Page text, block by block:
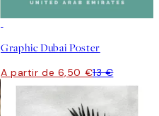
Graphic Dubai Poster
A partir de 6,50 €13 €